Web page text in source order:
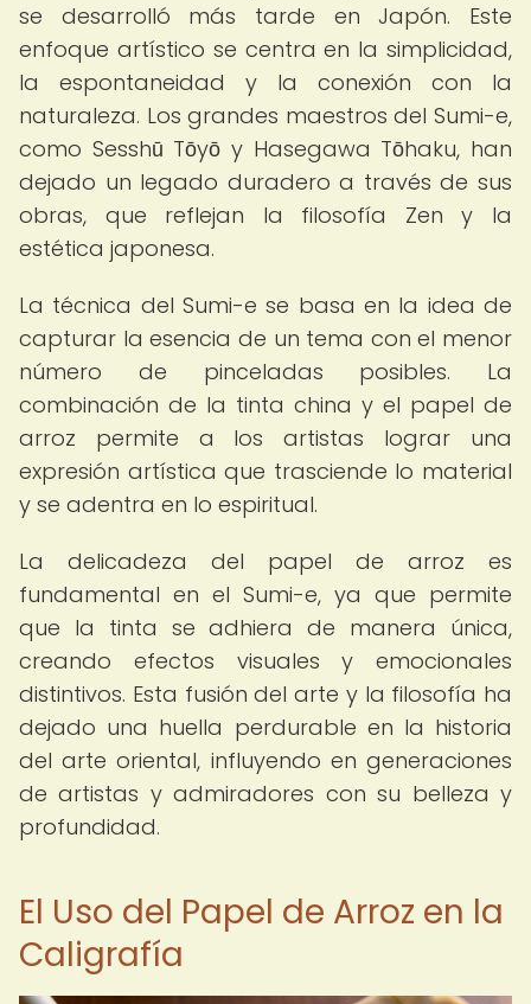
se desarrolló más tarde en Japón. Este
enfoque artístico se centra en la simplicidad,
la espontaneidad y la conexión con la
naturaleza. Los grandes maestros del Sumi-e,
como Sesshū Tōyō y Hasegawa Tōhaku, han
dejado un legado duradero a través de sus
obras, que reflejan la filosofía Zen y la
estética japonesa.
La técnica del Sumi-e se basa en la idea de
capturar la esencia de un tema con el menor
número de pinceladas posibles. La
combinación de la tinta china y el papel de
arroz permite a los artistas lograr una
expresión artística que trasciende lo material
y se adentra en lo espiritual.
La delicadeza del papel de arroz es
fundamental en el Sumi-e, ya que permite
que la tinta se adhiera de manera única,
creando efectos visuales y emocionales
distintivos. Esta fusión del arte y la filosofía ha
dejado una huella perdurable en la historia
del arte oriental, influyendo en generaciones
de artistas y admiradores con su belleza y
profundidad.
El Uso del Papel de Arroz en la
Caligrafía